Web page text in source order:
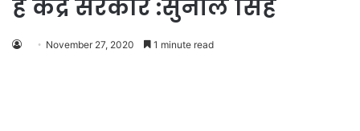
है केंद्र सरकार :सुनील सिंह
November 27, 2020 1 minute read